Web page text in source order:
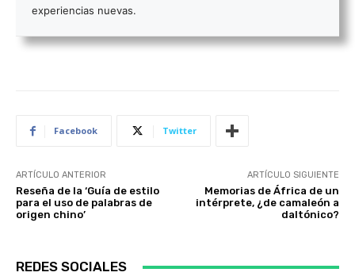
experiencias nuevas.
Facebook Twitter
ARTÍCULO ANTERIOR
Reseña de la ‘Guía de estilo
para el uso de palabras de
origen chino’
ARTÍCULO SIGUIENTE
Memorias de África de un
intérprete, ¿de camaleón a
daltónico?
REDES SOCIALES